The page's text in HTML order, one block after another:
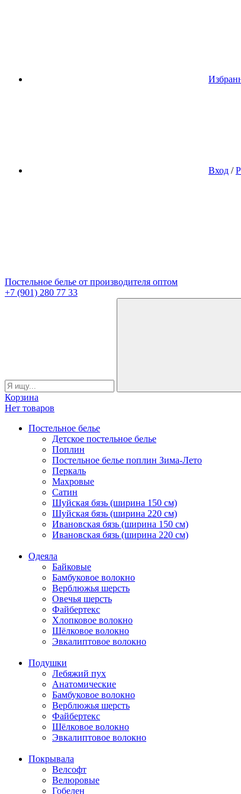
Вход /
Постельное белье от производителя оптом
+7 (901) 280 77 33
Корзина
Нет товаров
Постельное белье
Детское постельное белье
Поплин
Постельное белье поплин Зима-Лето
Перкаль
Махровые
Сатин
Шуйская бязь (ширина 150 см)
Шуйская бязь (ширина 220 см)
Ивановская бязь (ширина 150 см)
Ивановская бязь (ширина 220 см)
Одеяла
Байковые
Бамбуковое волокно
Верблюжья шерсть
Овечья шерсть
Файбертекс
Хлопковое волокно
Шёлковое волокно
Эвкалиптовое волокно
Подушки
Лебяжий пух
Анатомические
Бамбуковое волокно
Верблюжья шерсть
Файбертекс
Шёлковое волокно
Эвкалиптовое волокно
Покрывала
Велсофт
Велюровые
Гобелен